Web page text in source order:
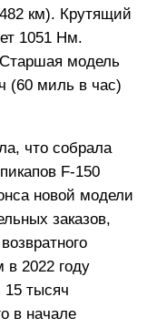
км). Крутящий
1051 Нм.
модель
(60 миль в час)
что собрала
F-150
новой модели
заказов,
в 2022 году
тысяч
в начале